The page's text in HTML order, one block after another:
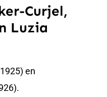
Curjel,
Luzia
en